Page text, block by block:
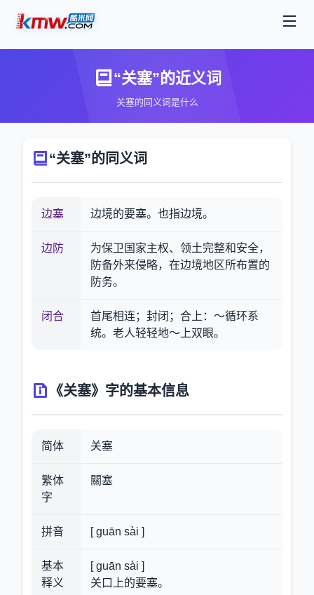
“关塞”的近义词
关塞的同义词是什么
“关塞”的同义词
边塞 边境的要塞。也指边境。
边防
为保卫国家主权、领土完整和安全，
防备外来侵略，在边境地区所布置的
防务。
闭合
首尾相连；封闭；合上：～循环系
统。老人轻轻地～上双眼。
《关塞》字的基本信息
简体 关塞
繁体
字
關塞
拼音 [ guān sài ]
基本
释义
[ guān sài ]
关口上的要塞。